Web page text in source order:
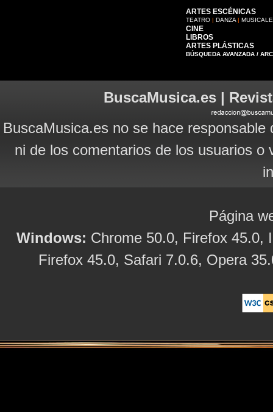
ARTES ESCÉNICAS
TEATRO | DANZA |
CINE
LIBROS
ARTES PLÁSTICAS
BÚSQUEDA AVANZADA /
BuscaMusica.es |
BuscaMusica.es no se hace
ni de los comentarios de los usuarios
Página
Windows: Chrome 50.0, Firefox 45.0,
Firefox 45.0, Safari 7.0.6, Opera